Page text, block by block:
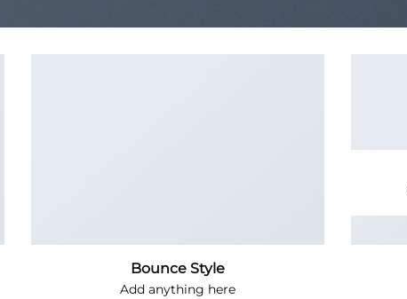
Bounce Style
Add anything here